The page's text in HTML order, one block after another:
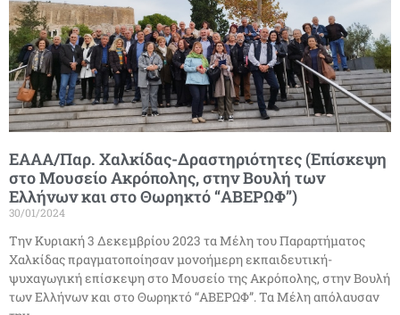
ΕΑΑΑ/Παρ. Χαλκίδας-Δραστηριότητες (Επίσκεψη
στο Μουσείο Ακρόπολης, στην Βουλή των
Ελλήνων και στο Θωρηκτό “ΑΒΕΡΩΦ”)
30/01/2024
Την Κυριακή 3 Δεκεμβρίου 2023 τα Μέλη του Παραρτήματος
Χαλκίδας πραγματοποίησαν μονοήμερη εκπαιδευτική-
ψυχαγωγική επίσκεψη στο Μουσείο της Ακρόπολης, στην Βουλή
των Ελλήνων και στο Θωρηκτό “ΑΒΕΡΩΦ”. Τα Μέλη απόλαυσαν